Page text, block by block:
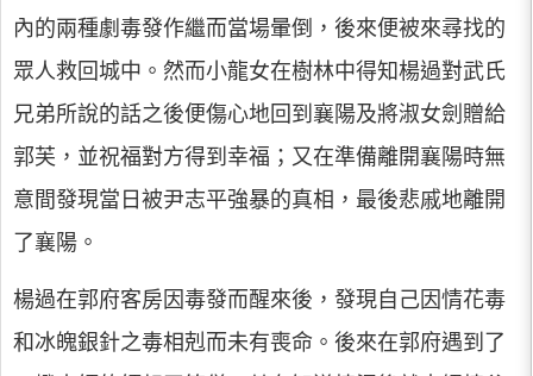
內的兩種劇毒發作繼而當場暈倒，後來便被來尋找的
眾人救回城中。然而小龍女在樹林中得知楊過對武氏
兄弟所說的話之後便傷心地回到襄陽及將淑女劍贈給
郭芙，並祝福對方得到幸福；又在準備離開襄陽時無
意間發現當日被尹志平強暴的真相，最後悲戚地離開
了襄陽。
楊過在郭府客房因毒發而醒來後，發現自己因情花毒
和冰魄銀針之毒相剋而未有喪命。後來在郭府遇到了